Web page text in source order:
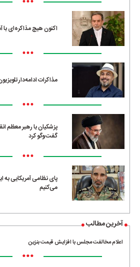
اکنون هیچ مذاکره‌ای با
•••
مذاکرات ادامه‌دار
•••
پزشکیان با رهبر معظم
گفت‌وگو کرد
•••
پای نظامی آمریکایی به
می‌کنیم
آخرین مطالب
اعلام مخالفت مجلس با افزایش قیمت بنزین
•••